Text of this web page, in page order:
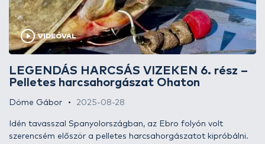
VIDEÓVAL
LEGENDÁS HARCSÁS VIZEKEN 6. rész –
Pelletes harcsahorgászat Ohaton
Döme Gábor 2025-08-28
Idén tavasszal Spanyolországban, az Ebro folyón volt
szerencsém először a pelletes harcsahorgászatot kipróbálni.